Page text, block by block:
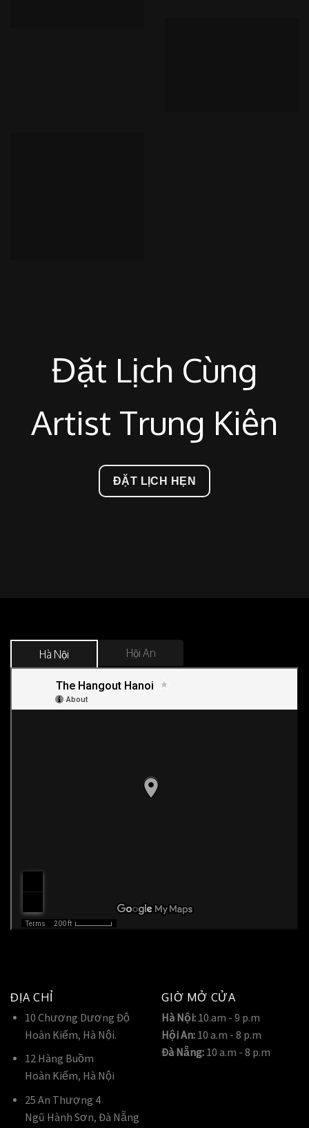
Đặt Lịch Cùng
Artist Trung Kiên
ĐẶT LỊCH HẸN
ĐỊA CHỈ
10 Chương Dương Độ
Hoàn Kiếm, Hà Nội.
12 Hàng Buồm
Hoàn Kiếm, Hà Nội
25 An Thượng 4
Ngũ Hành Sơn, Đà Nẵng
GIỜ MỞ CỬA
Hà Nội:10.am - 9 p.m
Hội An:10 a.m - 8 p.m
Đà Nẵng:10 a.m - 8 p.m
Hà Nội Hội An